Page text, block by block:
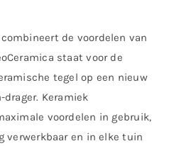
de voordelen van
staat voor de
tegel op een nieuw
Keramiek
voordelen in gebruik,
verwerkbaar en in elke tuin